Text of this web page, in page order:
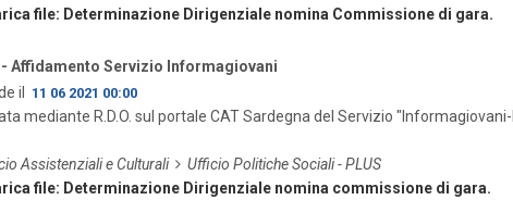
file: Determinazione Dirigenziale nomina Commissione di gara.
Affidamento Servizio Informagiovani
il 11 06 2021 00:00
mediante R.D.O. sul portale CAT Sardegna del Servizio
Assistenziali e Culturali
Ufficio Politiche Sociali - PLUS
file: Determinazione Dirigenziale nomina commissione di gara.